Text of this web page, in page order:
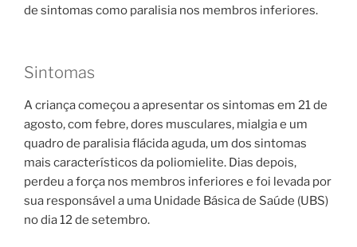
de sintomas como paralisia nos membros inferiores.
Sintomas
A criança começou a apresentar os sintomas em 21 de
agosto, com febre, dores musculares, mialgia e um
quadro de paralisia flácida aguda, um dos sintomas
mais característicos da poliomielite. Dias depois,
perdeu a força nos membros inferiores e foi levada por
sua responsável a uma Unidade Básica de Saúde (UBS)
no dia 12 de setembro.